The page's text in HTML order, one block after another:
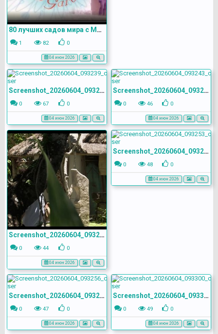
80 лучших садов мира с Монти Доном (2008) Юго-Восточная Азия
1 82 0
04 июн 2026
Screenshot_20260604_093239_com.yandex.browser
0 67 0
04 июн 2026
Screenshot_20260604_093243_com.yandex.browser
0 46 0
04 июн 2026
Screenshot_20260604_093247_com.yandex.browser
0 44 0
04 июн 2026
Screenshot_20260604_093253_com.yandex.browser
0 48 0
04 июн 2026
Screenshot_20260604_093256_com.yandex.browser
0 47 0
04 июн 2026
Screenshot_20260604_093300_com.yandex.browser
0 49 0
04 июн 2026